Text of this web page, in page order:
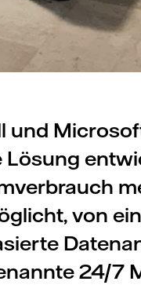
und
Lösung
von
24/7